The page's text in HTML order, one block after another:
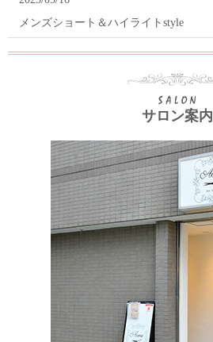
メンズショート＆ハイライトstyle
サロン案内